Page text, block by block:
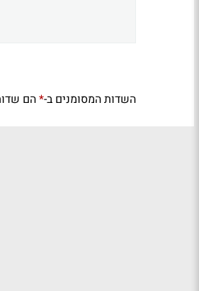
השדות המסומנים ב-*הם